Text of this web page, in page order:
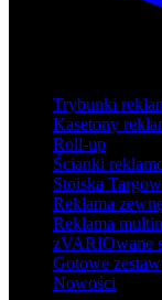
Trybunki
Kasetony
Roll-up
Ścianki
Stoiska
Reklama
Reklama
zVARIOwane
Gotowe
Nowości